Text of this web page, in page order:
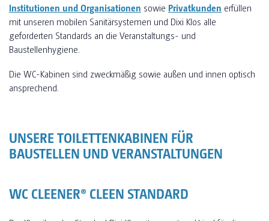
Institutionen und Organisationen sowie Privatkunden erfüllen
mit unseren mobilen Sanitärsystemen und Dixi Klos alle
geforderten Standards an die Veranstaltungs- und
Baustellenhygiene.
Die WC-Kabinen sind zweckmäßig sowie außen und innen optisch
ansprechend.
UNSERE TOILETTENKABINEN FÜR
BAUSTELLEN UND VERANSTALTUNGEN
WC CLEENER® CLEEN STANDARD